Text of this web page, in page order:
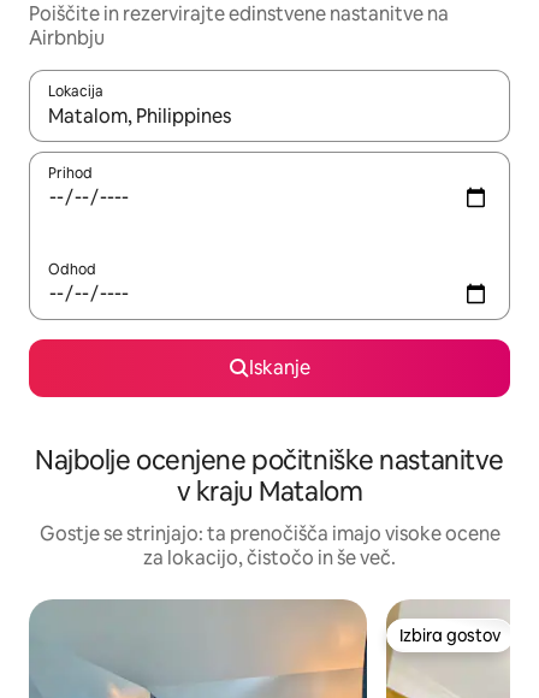
Poiščite in rezervirajte edinstvene nastanitve na
Airbnbju
Lokacija
Ko so rezultati na voljo, krmarite s puščičnima tipkama gor in
Prihod
Odhod
Iskanje
Najbolje ocenjene počitniške nastanitve
v kraju Matalom
Gostje se strinjajo: ta prenočišča imajo visoke ocene
za lokacijo, čistočo in še več.
Izbira gostov
Izbira gostov